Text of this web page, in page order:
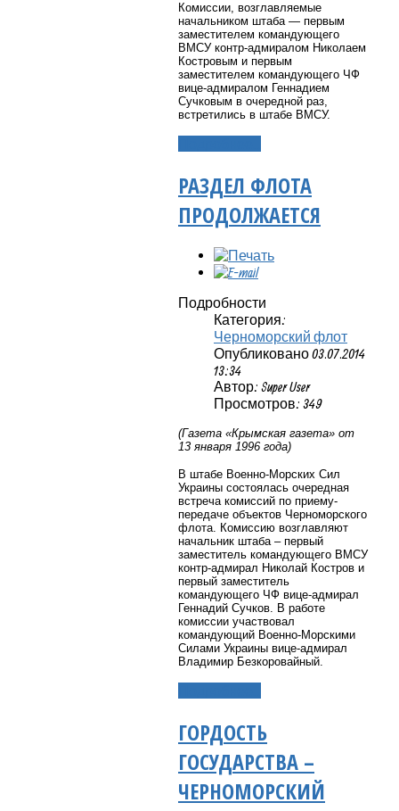
Комиссии, возглавляемые
начальником штаба — первым
заместителем командующего
ВМСУ контр-адмиралом Николаем
Костровым и первым
заместителем командующего ЧФ
вице-адмиралом Геннадием
Сучковым в очередной раз,
встретились в штабе ВМСУ.
РАЗДЕЛ ФЛОТА
ПРОДОЛЖАЕТСЯ
Подробности
Категория:
Черноморский флот
Опубликовано 03.07.2014
13:34
Автор: Super User
Просмотров: 349
(Газета «Крымская газета» от
13 января 1996 года)
В штабе Военно-Морских Сил
Украины состоялась очередная
встреча комиссий по приему-
передаче объектов Черноморского
флота. Комиссию возглавляют
начальник штаба – первый
заместитель командующего ВМСУ
контр-адмирал Николай Костров и
первый заместитель
командующего ЧФ вице-адмирал
Геннадий Сучков. В работе
комиссии участвовал
командующий Военно-Морскими
Силами Украины вице-адмирал
Владимир Безкоровайный.
ГОРДОСТЬ
ГОСУДАРСТВА –
ЧЕРНОМОРСКИЙ